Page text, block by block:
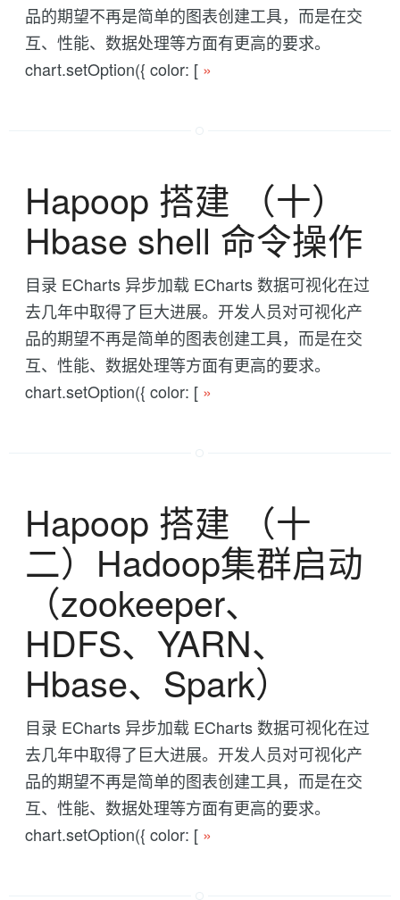
品的期望不再是简单的图表创建工具，而是在交
互、性能、数据处理等方面有更高的要求。
chart.setOption({ color: [ »
Hapoop 搭建 （十）
Hbase shell 命令操作
目录 ECharts 异步加载 ECharts 数据可视化在过
去几年中取得了巨大进展。开发人员对可视化产
品的期望不再是简单的图表创建工具，而是在交
互、性能、数据处理等方面有更高的要求。
chart.setOption({ color: [ »
Hapoop 搭建 （十
二）Hadoop集群启动
（zookeeper、
HDFS、YARN、
Hbase、Spark）
目录 ECharts 异步加载 ECharts 数据可视化在过
去几年中取得了巨大进展。开发人员对可视化产
品的期望不再是简单的图表创建工具，而是在交
互、性能、数据处理等方面有更高的要求。
chart.setOption({ color: [ »